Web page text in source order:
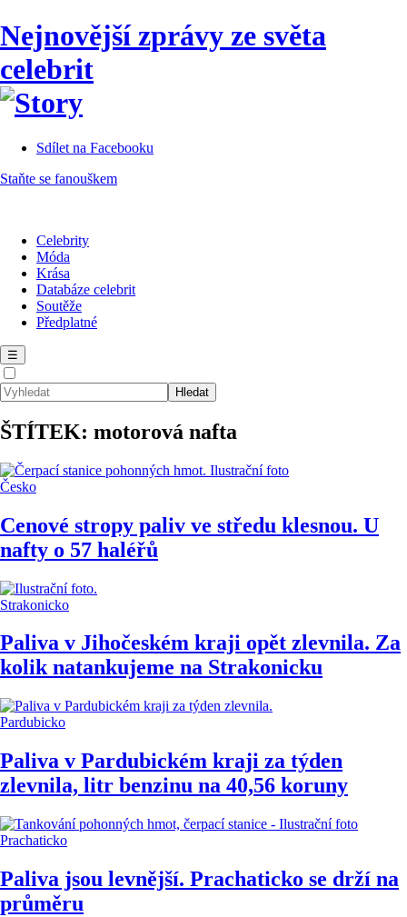
Nejnovější zprávy ze světa
celebrit
Sdílet na Facebooku
Staňte se fanouškem
Celebrity
Móda
Krása
Databáze celebrit
Soutěže
Předplatné
☰
ŠTÍTEK: motorová nafta
Česko
Cenové stropy paliv ve středu klesnou. U
nafty o 57 haléřů
Strakonicko
Paliva v Jihočeském kraji opět zlevnila. Za
kolik natankujeme na Strakonicku
Pardubicko
Paliva v Pardubickém kraji za týden
zlevnila, litr benzinu na 40,56 koruny
Prachaticko
Paliva jsou levnější. Prachaticko se drží na
průměru